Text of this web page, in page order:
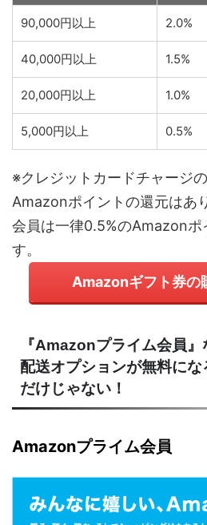
90,000円以上 2.0%
40,000円以上 1.5%
20,000円以上 1.0%
5,000円以上 0.5%
※クレジットカードチャージ
Amazonポイントの還元はあ
会員は一律0.5%のAmazonポ
す。
Amazonギフト券の
『Amazonプライム会員
配送オプションが無料に
だけじゃない！
Amazonプライム会員